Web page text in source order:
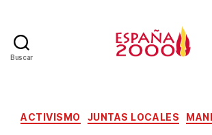
Buscar
ACTIVISMO JUNTAS LOCALES